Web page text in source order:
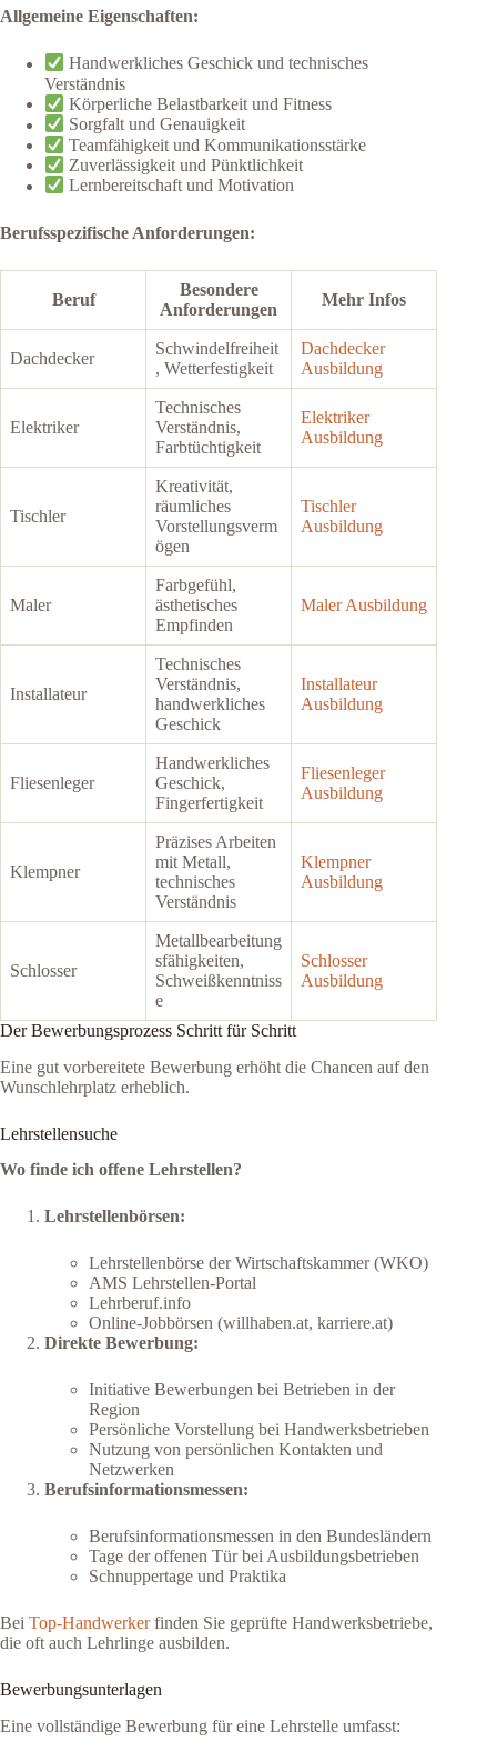
Allgemeine Eigenschaften:
Handwerkliches Geschick und technisches
Verständnis
Körperliche Belastbarkeit und Fitness
Sorgfalt und Genauigkeit
Teamfähigkeit und Kommunikationsstärke
Zuverlässigkeit und Pünktlichkeit
Lernbereitschaft und Motivation
Berufsspezifische Anforderungen:
Beruf
Besondere
Anforderungen
Mehr Infos
Dachdecker
Schwindelfreiheit
, Wetterfestigkeit
Dachdecker
Ausbildung
Elektriker
Technisches
Verständnis,
Farbtüchtigkeit
Elektriker
Ausbildung
Tischler
Kreativität,
räumliches
Vorstellungsverm
ögen
Tischler
Ausbildung
Maler
Farbgefühl,
ästhetisches
Empfinden
Maler Ausbildung
Installateur
Technisches
Verständnis,
handwerkliches
Geschick
Installateur
Ausbildung
Fliesenleger
Handwerkliches
Geschick,
Fingerfertigkeit
Fliesenleger
Ausbildung
Klempner
Präzises Arbeiten
mit Metall,
technisches
Verständnis
Klempner
Ausbildung
Schlosser
Metallbearbeitung
sfähigkeiten,
Schweißkenntniss
e
Schlosser
Ausbildung
Der Bewerbungsprozess Schritt für Schritt
Eine gut vorbereitete Bewerbung erhöht die Chancen auf den
Wunschlehrplatz erheblich.
Lehrstellensuche
Wo finde ich offene Lehrstellen?
Lehrstellenbörsen:
Lehrstellenbörse der Wirtschaftskammer (WKO)
AMS Lehrstellen-Portal
Lehrberuf.info
Online-Jobbörsen (willhaben.at, karriere.at)
Direkte Bewerbung:
Initiative Bewerbungen bei Betrieben in der
Region
Persönliche Vorstellung bei Handwerksbetrieben
Nutzung von persönlichen Kontakten und
Netzwerken
Berufsinformationsmessen:
Berufsinformationsmessen in den Bundesländern
Tage der offenen Tür bei Ausbildungsbetrieben
Schnuppertage und Praktika
Bei Top-Handwerkerfinden Sie geprüfte Handwerksbetriebe,
die oft auch Lehrlinge ausbilden.
Bewerbungsunterlagen
Eine vollständige Bewerbung für eine Lehrstelle umfasst: